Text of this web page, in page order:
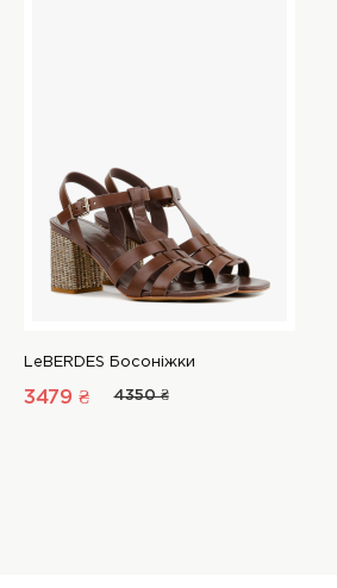
LeBERDES Босоніжки
3479 ₴ 4350 ₴